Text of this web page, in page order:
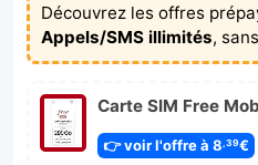
Découvrez les offres
Appels/SMS illimités,
Carte SIM Free
👉 voir l'offre à 8 ,39€